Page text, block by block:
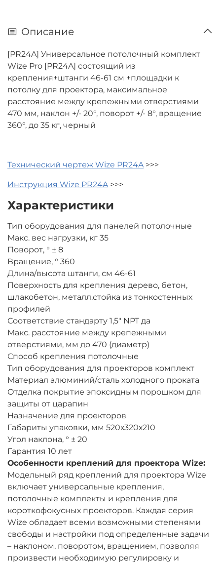
Описание
[PR24A] Универсальное потолочный комплект
Wize Pro [PR24A] состоящий из
крепления+штанги 46-61 см +площадки к
потолку для проектора, максимальное
расстояние между крепежными отверстиями
470 мм, наклон +/- 20°, поворот +/- 8°, вращение
360°, до 35 кг, черный
Технический чертеж Wize PR24A>>>
Инструкция Wize PR24A>>>
Характеристики
Тип оборудования для панелей потолочные
Макс. вес нагрузки, кг 35
Поворот, ° ± 8
Вращение, ° 360
Длина/высота штанги, см 46-61
Поверхность для крепления дерево, бетон,
шлакобетон, металл.стойка из тонкостенных
профилей
Соответствие стандарту 1,5" NPT да
Макс. расстояние между крепежными
отверстиями, мм до 470 (диаметр)
Способ крепления потолочные
Тип оборудования для проекторов комплект
Материал алюминий/сталь холодного проката
Отделка покрытие эпоксидным порошком для
защиты от царапин
Назначение для проекторов
Габариты упаковки, мм 520х320х210
Угол наклона, ° ± 20
Гарантия 10 лет
Особенности креплений для проектора Wize:
Модельный ряд креплений для проектора Wize
включает универсальные крепления,
потолочные комплекты и крепления для
короткофокусных проекторов. Каждая серия
Wize обладает всеми возможными степенями
свободы и настройки под определенные задачи
– наклоном, поворотом, вращением, позволяя
произвести необходимую регулировку и